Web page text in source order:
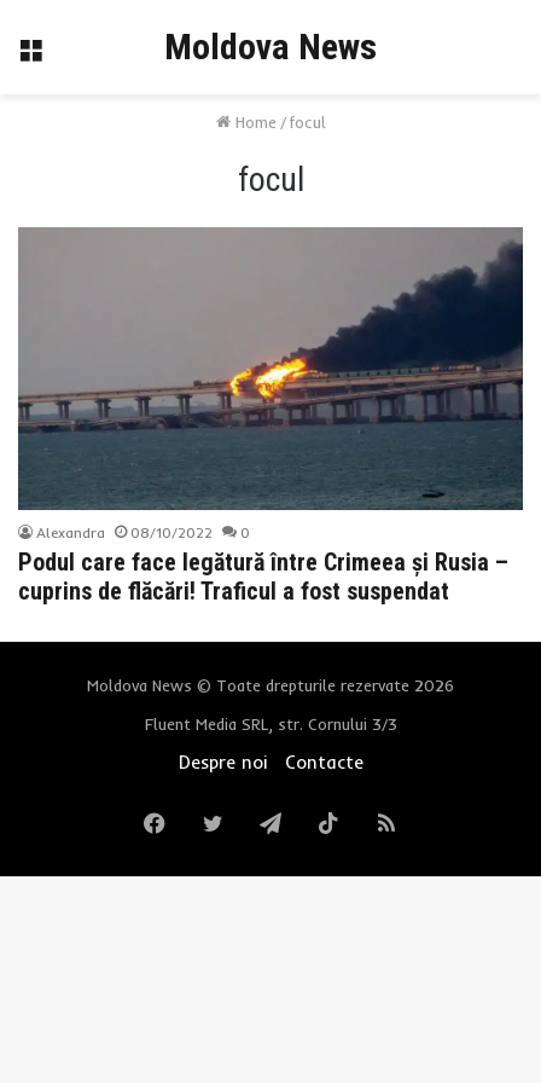
Menu Moldova News
Home / focul
focul
Alexandra 08/10/2022 0
Podul care face legătură între Crimeea și Rusia –
cuprins de flăcări! Traficul a fost suspendat
Moldova News © Toate drepturile rezervate 2026
Fluent Media SRL, str. Cornului 3/3
Despre noi Contacte
FacebookTwitterTelegramTikTokRSS